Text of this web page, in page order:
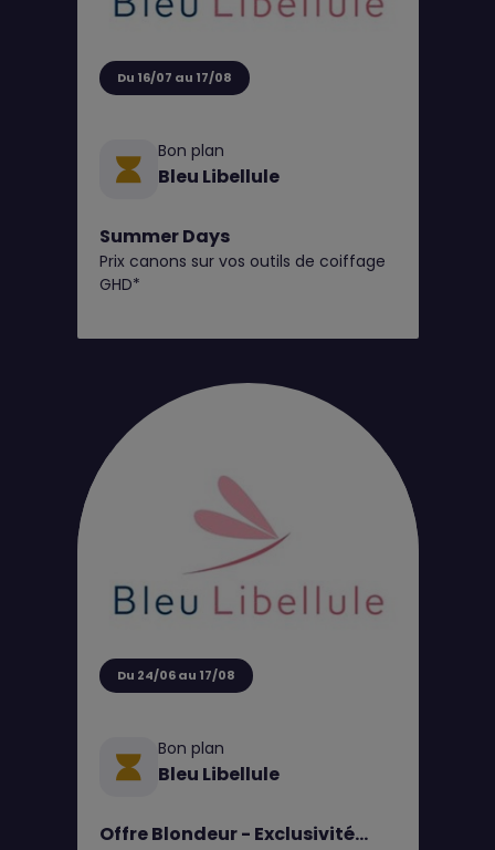
Du 16/07 au 17/08
Bon plan
Bleu Libellule
Summer Days
Prix canons sur vos outils de coiffage
GHD*
Du 24/06 au 17/08
Bon plan
Bleu Libellule
Offre Blondeur - Exclusivité